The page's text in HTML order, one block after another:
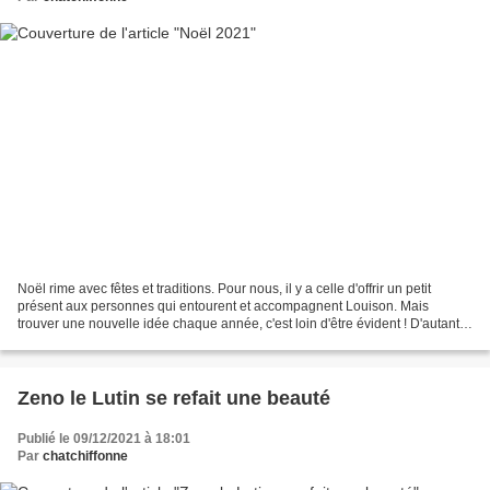
Noël rime avec fêtes et traditions. Pour nous, il y a celle d'offrir un petit
présent aux personnes qui entourent et accompagnent Louison. Mais
trouver une nouvelle idée chaque année, c'est loin d'être évident ! D'autant
Zeno le Lutin se refait une beauté
Publié le 09/12/2021 à 18:01
Par chatchiffonne